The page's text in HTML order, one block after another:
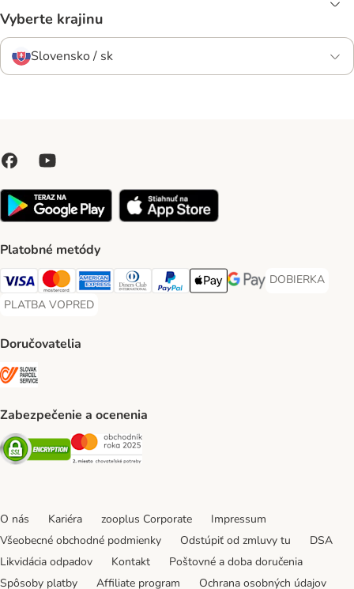
Vyberte krajinu
Slovensko / sk
Platobné metódy
Visa Payment Method
Mastercard Payment Method
American Express Payment Method
Diners Club Payment Method
PayPal Payment Method
Apple Pay Payment Method
Google Pay Payment
DOBIERKA
DOBIERKA
PLATBA VOPRED
PLATBA VOPRED Payment Method
Doručovatelia
Zabezpečenie a ocenenia
Security Security
O nás Kariéra zooplus Corporate
Impressum
Všeobecné obchodné podmienky
Odstúpiť od zmluvy tu
DSA
Likvidácia odpadov
Kontakt
Poštovné a doba doručenia
Spôsoby platby
Affiliate program Ochrana osobných údajov